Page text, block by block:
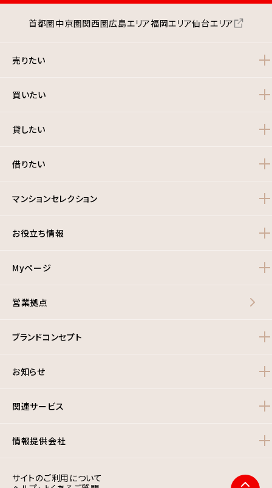
首都圏中京圏関西圏広島エリア福岡エリア仙台エリア
売りたい
買いたい
貸したい
借りたい
マンションセレクション
お役立ち情報
Myページ
営業拠点
ブランドコンセプト
お知らせ
関連サービス
情報提供会社
サイトのご利用について